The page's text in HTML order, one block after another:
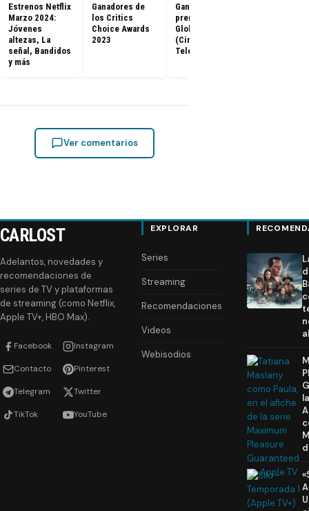
Estrenos Netflix
Marzo 2024:
Jóvenes
altezas, La
señal, Bandidos
y más
Ganadores de
los Critics
Choice Awards
2023
Ganadores
premios Golden
Globes 2023
(Cine y
Televisión)
Ver comentarios
CARLOST
Adelantos, novedades y
recomendaciones de
series de TV y plataformas
de streaming (como Netflix,
Apple TV+, HBO Max).
Facebook Instagram
Contacto Pinterest
Telegram Twitter
TikTok YouTube
EXPLORAR
Series
Streaming
Recomendaciones
Videos
Webisodios